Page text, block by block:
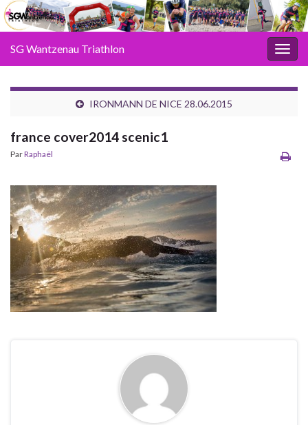
SG Wantzenau Triathlon
IRONMANN DE NICE 28.06.2015
france cover2014 scenic1
ParRaphaël